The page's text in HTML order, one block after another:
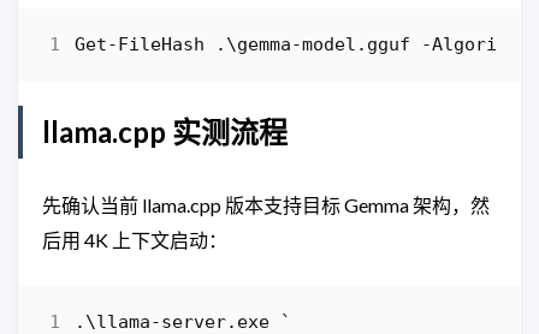
Get-FileHash .\gemma-model . gguf -Algorithm
llama.cpp 实测流程
先确认当前 llama.cpp 版本支持目标 Gemma 架构，然
后用 4K 上下文启动：
.\llama-server. exe
`